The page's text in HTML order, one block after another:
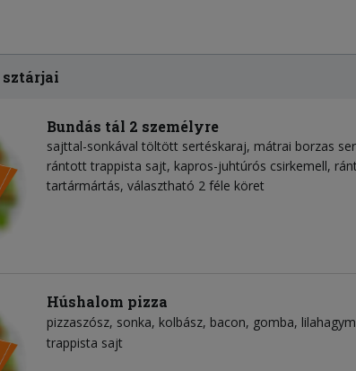
sztárjai
Bundás tál 2 személyre
sajttal-sonkával töltött sertéskaraj, mátrai borzas
rántott trappista sajt, kapros-juhtúrós csirkemell,
tartármártás, választható 2 féle köret
Húshalom pizza
pizzaszósz sonka kolbász bacon gomba
trappista sajt